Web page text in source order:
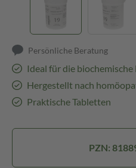
Persönliche Beratung
Ideal für die
Hergestellt nach
Praktische Tabletten
PZN: